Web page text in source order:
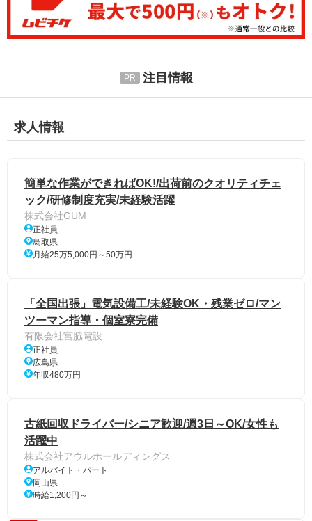
注目情報
求人情報
簡単な作業ができればOK!/出荷前のクオリティチェ
ック/研修制度充実/未経験活躍
株式会社GUM
正社員
鳥取県
月給25万5,000円～50万円
「全国出張」電気設備工/未経験OK・残業ゼロ/マン
ツーマン指導・個室寮完備
有限会社宮脇電設
正社員
広島県
年収480万円
古紙回収ドライバー/シニア歓迎/週3日～OK/女性も
活躍中
株式会社アウルホールディングス
アルバイト・パート
岡山県
時給1,200円～